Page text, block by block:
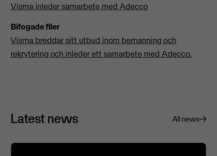
Visma inleder samarbete med Adecco
Bifogade filer
Visma breddar sitt utbud inom bemanning och
rekrytering och inleder ett samarbete med Adecco.
Latest news All news